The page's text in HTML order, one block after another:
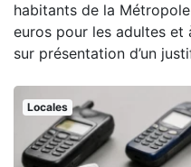
habitants de la Métropole
euros pour les adultes et
sur présentation d’un
Locales